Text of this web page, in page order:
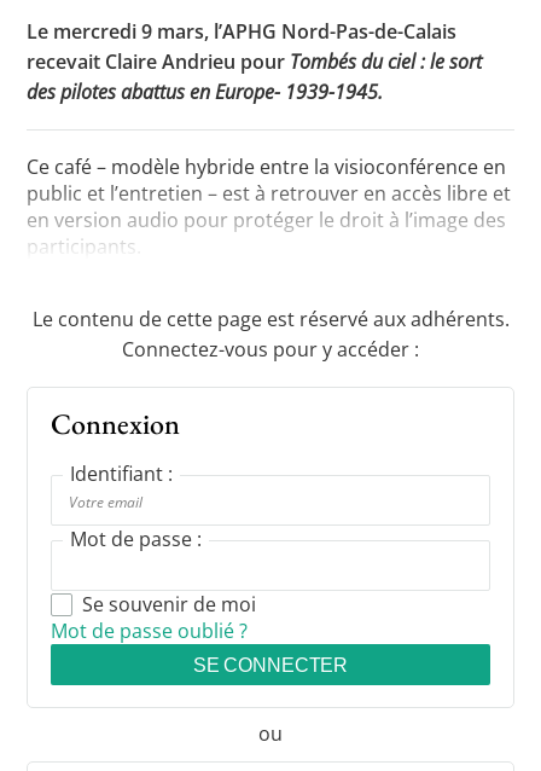
Toutes les actualités
Les rendez-vous de l’APHG
Concours de recrutement
Concours scolaires
Critique d’ouvrages publiés
Culture
Le mercredi 9 mars, l’APHG Nord-Pas-de-Calais
recevait Claire Andrieu pour Tombés du ciel : le sort
des pilotes abattus en Europe- 1939-1945.
Ce café – modèle hybride entre la visioconférence en
public et l’entretien – est à retrouver en accès libre et
en version audio pour protéger le droit à l’image des
participants.
Le contenu de cette page est réservé aux adhérents.
Connectez-vous pour y accéder :
Connexion
Identifiant :
Mot de passe :
Se souvenir de moi
Mot de passe oublié ?
SE CONNECTER
ou